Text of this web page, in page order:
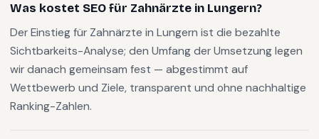
Was kostet SEO für Zahnärzte in Lungern?
Der Einstieg für Zahnärzte in Lungern ist die bezahlte
Sichtbarkeits-Analyse; den Umfang der Umsetzung legen
wir danach gemeinsam fest — abgestimmt auf
Wettbewerb und Ziele, transparent und ohne nachhaltige
Ranking-Zahlen.